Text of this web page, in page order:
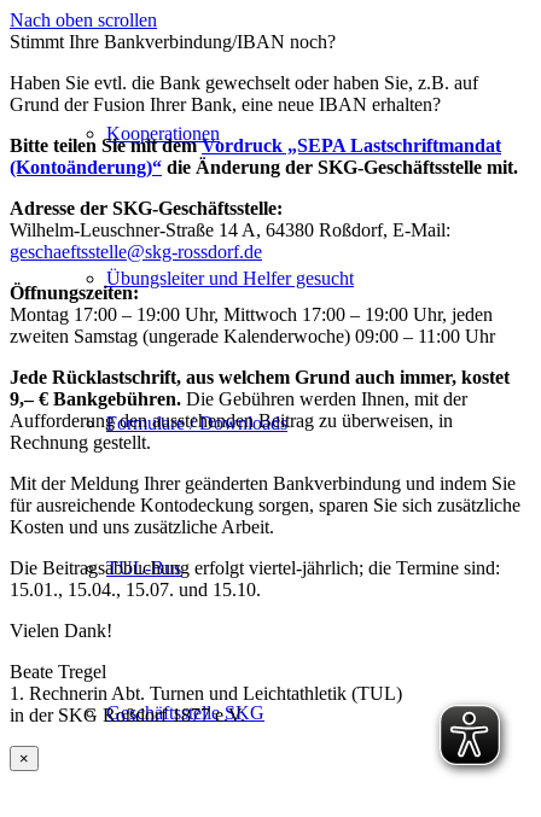
Kooperationen
Übungsleiter und Helfer gesucht
Formulare / Downloads
TUL-Bus
Geschäftsstelle SKG
Nach oben scrollen
Stimmt Ihre Bankverbindung/IBAN noch?
Haben Sie evtl. die Bank gewechselt oder haben Sie, z.B. auf
Grund der Fusion Ihrer Bank, eine neue IBAN erhalten?
Bitte teilen Sie mit demVordruck „SEPA Lastschriftmandat
(Kontoänderung)“ die Änderung der SKG-Geschäftsstelle mit.
Adresse der SKG-Geschäftsstelle:
Wilhelm-Leuschner-Straße 14 A, 64380 Roßdorf, E-Mail:
geschaeftsstelle@skg-rossdorf.de
Öffnungszeiten:
Montag 17:00 – 19:00 Uhr, Mittwoch 17:00 – 19:00 Uhr, jeden
zweiten Samstag (ungerade Kalenderwoche) 09:00 – 11:00 Uhr
Jede Rücklastschrift, aus welchem Grund auch immer, kostet
9,– € Bankgebühren. Die Gebühren werden Ihnen, mit der
Aufforderung den ausstehenden Beitrag zu überweisen, in
Rechnung gestellt.
Mit der Meldung Ihrer geänderten Bankverbindung und indem Sie
für ausreichende Kontodeckung sorgen, sparen Sie sich zusätzliche
Kosten und uns zusätzliche Arbeit.
Die Beitragsabbuchung erfolgt viertel-jährlich; die Termine sind:
15.01., 15.04., 15.07. und 15.10.
Vielen Dank!
Beate Tregel
1. Rechnerin Abt. Turnen und Leichtathletik (TUL)
in der SKG Roßdorf 1877 e.V.
×